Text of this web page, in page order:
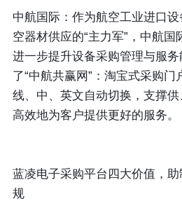
中航国际：作为航空工业进口设
空器材供应的“主力军”，中航
进一步提升设备采购管理与服
了“中航共赢网”：淘宝式采购
线、中、英文自动切换，支撑
高效地为客户提供更好的服务。
蓝凌电子采购平台四大价值，
规